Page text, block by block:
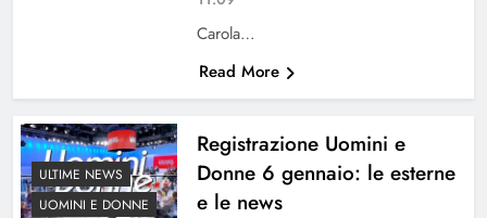
Carola…
Read More
ULTIME NEWS
UOMINI E DONNE
Registrazione Uomini e
Donne 6 gennaio: le esterne
e le news